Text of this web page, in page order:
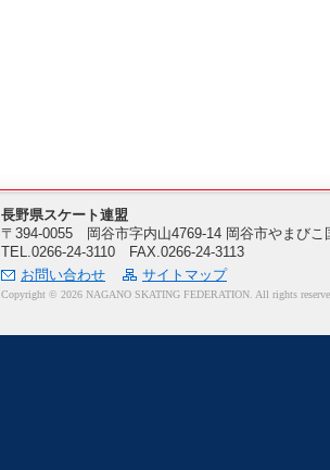
長野県スケート連盟
〒394-0055 岡谷市字内山4769-14 岡谷市やまびこ
TEL.0266-24-3110 FAX.0266-24-3113
お問い合わせ
サイトマップ
Copyright © 2026 NAGANO SKATING FEDERATION. All rights